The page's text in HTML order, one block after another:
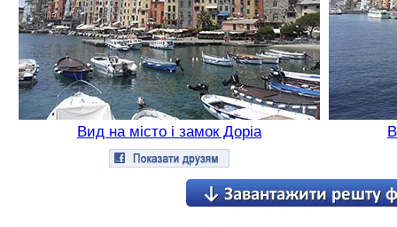
Вид на місто і замок Доріа